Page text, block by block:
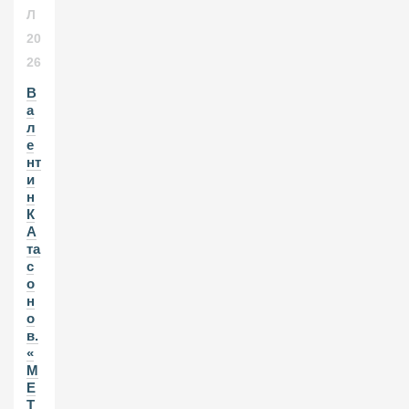
Л
20
26
В
а
л
е
нт
и
н
К
А
та
с
о
н
о
в.
«
М
Е
Т